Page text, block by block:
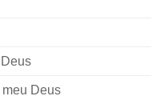
Deus